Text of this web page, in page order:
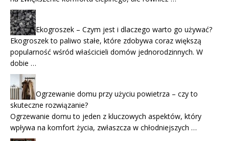
Ekogroszek – Czym jest i dlaczego warto go używać?
Ekogroszek to paliwo stałe, które zdobywa coraz większą
popularność wśród właścicieli domów jednorodzinnych. W
dobie …
Ogrzewanie domu przy użyciu powietrza – czy to
skuteczne rozwiązanie?
Ogrzewanie domu to jeden z kluczowych aspektów, który
wpływa na komfort życia, zwłaszcza w chłodniejszych …